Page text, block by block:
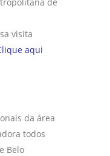
visita
aqui
da área
todos
Belo